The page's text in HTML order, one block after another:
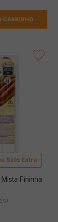
CARRINHO
Selo Extra
Fininha